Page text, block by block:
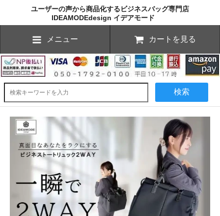
ユーザーの声から商品化するビジネスバッグ専門店
IDEAMODEdesign イデアモード
メニュー カートを見る
検索